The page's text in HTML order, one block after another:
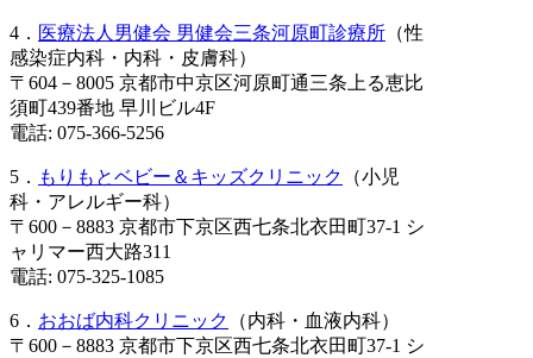
4． 医療法人男健会 男健会三条河原町診療所 （性
感染症内科・内科・皮膚科）
〒604－8005 京都市中京区河原町通三条上る恵比
須町439番地 早川ビル4F
電話: 075-366-5256
5． もりもとベビー＆キッズクリニック
（小児
科・アレルギー科）
〒600－8883 京都市下京区西七条北衣田町37-1 シ
ャリマー西大路311
電話: 075-325-1085
6． おおば内科クリニック
（内科・血液内科）
〒600－8883 京都市下京区西七条北衣田町37-1 シ